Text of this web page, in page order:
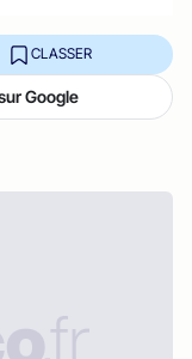
CLASSER
Google